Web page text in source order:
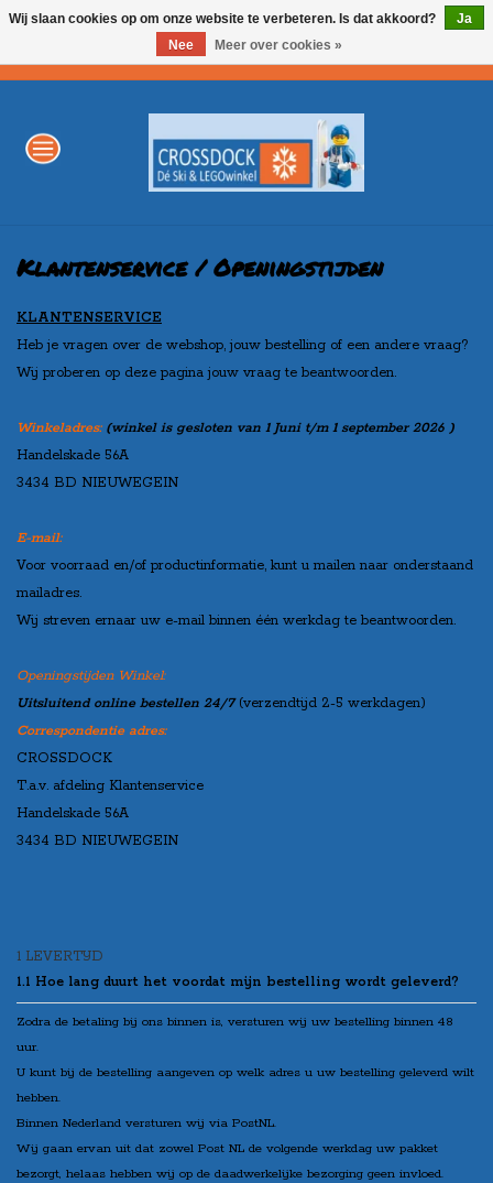
WINTERSPORT
LEGO
AKTIE
Klantenservice / Openingstijden
KLANTENSERVICE
Heb je vragen over de webshop, jouw bestelling of een andere vraag?
Wij proberen op deze pagina jouw vraag te beantwoorden.
Winkeladres: (winkel is gesloten van 1 Juni t/m 1 september 2026 )
Handelskade 56A
3434 BD NIEUWEGEIN
E-mail:
Voor voorraad en/of productinformatie, kunt u mailen naar onderstaand
mailadres.
Wij streven ernaar uw e-mail binnen één werkdag te beantwoorden.
Openingstijden Winkel:
Uitsluitend online bestellen 24/7(verzendtijd 2-5 werkdagen)
Correspondentie adres:
CROSSDOCK
T.a.v. afdeling Klantenservice
Handelskade 56A
3434 BD NIEUWEGEIN
1 LEVERTIJD
1.1 Hoe lang duurt het voordat mijn bestelling wordt geleverd?
Zodra de betaling bij ons binnen is, versturen wij uw bestelling binnen 48
uur.
U kunt bij de bestelling aangeven op welk adres u uw bestelling geleverd wilt
hebben.
Binnen Nederland versturen wij via PostNL.
Wij gaan ervan uit dat zowel Post NL de volgende werkdag uw pakket
bezorgt, helaas hebben wij op de daadwerkelijke bezorging geen invloed.
Wij slaan cookies op om onze website te verbeteren. Is dat akkoord?
Ja
Nee
Meer over cookies »